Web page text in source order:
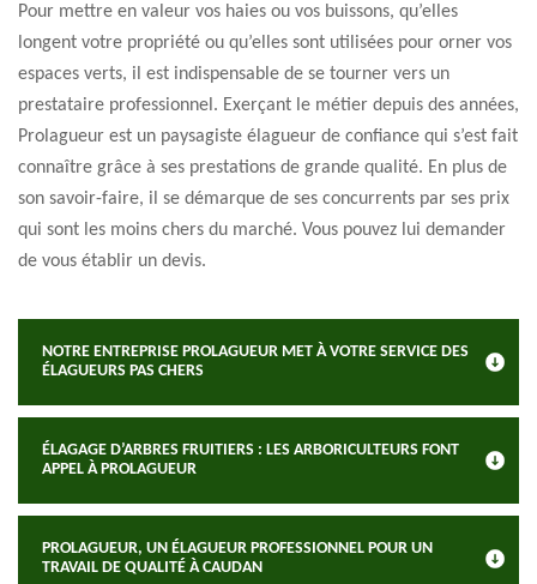
Pour mettre en valeur vos haies ou vos buissons, qu’elles
longent votre propriété ou qu’elles sont utilisées pour orner vos
espaces verts, il est indispensable de se tourner vers un
prestataire professionnel. Exerçant le métier depuis des années,
Prolagueur est un paysagiste élagueur de confiance qui s’est fait
connaître grâce à ses prestations de grande qualité. En plus de
son savoir-faire, il se démarque de ses concurrents par ses prix
qui sont les moins chers du marché. Vous pouvez lui demander
de vous établir un devis.
NOTRE ENTREPRISE PROLAGUEUR MET À VOTRE SERVICE DES
ÉLAGUEURS PAS CHERS
ÉLAGAGE D’ARBRES FRUITIERS : LES ARBORICULTEURS FONT
APPEL À PROLAGUEUR
PROLAGUEUR, UN ÉLAGUEUR PROFESSIONNEL POUR UN
TRAVAIL DE QUALITÉ À CAUDAN